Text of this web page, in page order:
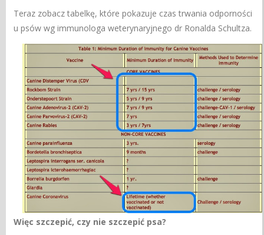
Teraz zobacz tabelkę, które pokazuje czas trwania odporności
u psów wg immunologa weterynaryjnego dr Ronalda Schultza.
Więc szczepić, czy nie szczepić psa?